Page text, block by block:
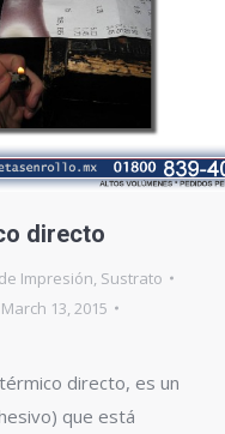
directo
Impresión, Sustrato
March 13, 2015
directo, es un
que está